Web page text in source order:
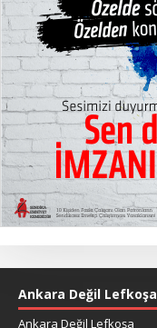
Ankara Değil Lefkoşa
Ankara Değil Lefkoşa